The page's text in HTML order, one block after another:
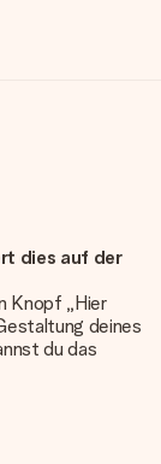
dies auf der
Knopf „Hier
deines
du das